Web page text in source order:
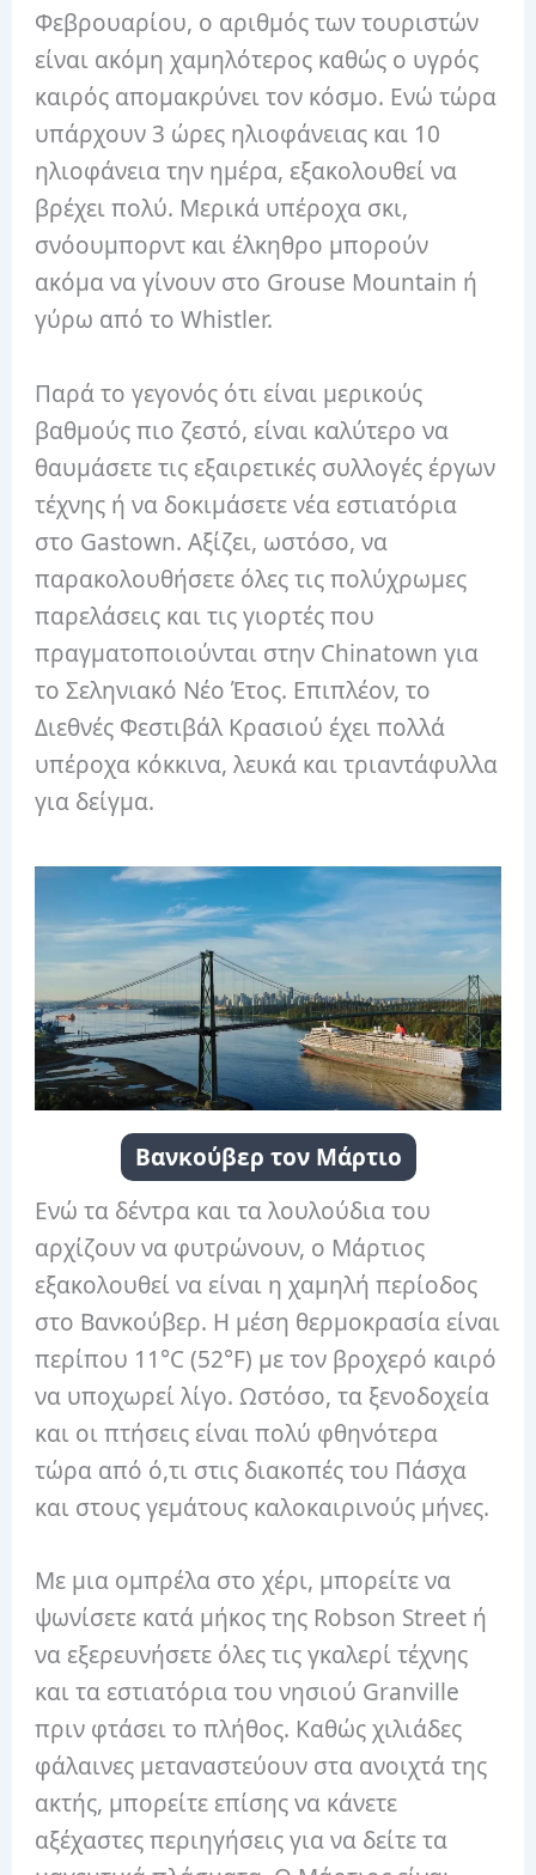
Φεβρουαρίου, ο αριθμός των τουριστών
είναι ακόμη χαμηλότερος καθώς ο υγρός
καιρός απομακρύνει τον κόσμο. Ενώ τώρα
υπάρχουν 3 ώρες ηλιοφάνειας και 10
ηλιοφάνεια την ημέρα, εξακολουθεί να
βρέχει πολύ. Μερικά υπέροχα σκι,
σνόουμπορντ και έλκηθρο μπορούν
ακόμα να γίνουν στο Grouse Mountain ή
γύρω από το Whistler.
Παρά το γεγονός ότι είναι μερικούς
βαθμούς πιο ζεστό, είναι καλύτερο να
θαυμάσετε τις εξαιρετικές συλλογές έργων
τέχνης ή να δοκιμάσετε νέα εστιατόρια
στο Gastown. Αξίζει, ωστόσο, να
παρακολουθήσετε όλες τις πολύχρωμες
παρελάσεις και τις γιορτές που
πραγματοποιούνται στην Chinatown για
το Σεληνιακό Νέο Έτος. Επιπλέον, το
Διεθνές Φεστιβάλ Κρασιού έχει πολλά
υπέροχα κόκκινα, λευκά και τριαντάφυλλα
για δείγμα.
Βανκούβερ τον Μάρτιο
Ενώ τα δέντρα και τα λουλούδια του
αρχίζουν να φυτρώνουν, ο Μάρτιος
εξακολουθεί να είναι η χαμηλή περίοδος
στο Βανκούβερ. Η μέση θερμοκρασία είναι
περίπου 11°C (52°F) με τον βροχερό καιρό
να υποχωρεί λίγο. Ωστόσο, τα ξενοδοχεία
και οι πτήσεις είναι πολύ φθηνότερα
τώρα από ό,τι στις διακοπές του Πάσχα
και στους γεμάτους καλοκαιρινούς μήνες.
Με μια ομπρέλα στο χέρι, μπορείτε να
ψωνίσετε κατά μήκος της Robson Street ή
να εξερευνήσετε όλες τις γκαλερί τέχνης
και τα εστιατόρια του νησιού Granville
πριν φτάσει το πλήθος. Καθώς χιλιάδες
φάλαινες μεταναστεύουν στα ανοιχτά της
ακτής, μπορείτε επίσης να κάνετε
αξέχαστες περιηγήσεις για να δείτε τα